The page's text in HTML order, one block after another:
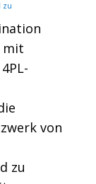
mit
von